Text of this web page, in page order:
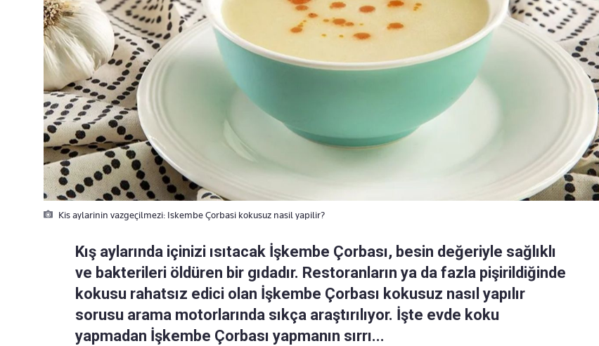
Kis aylarinin vazgeçilmezi: Iskembe Çorbasi kokusuz nasil yapilir?
Kış aylarında içinizi ısıtacak İşkembe Çorbası, besin değeriyle sağlıklı
ve bakterileri öldüren bir gıdadır. Restoranların ya da fazla pişirildiğinde
kokusu rahatsız edici olan İşkembe Çorbası kokusuz nasıl yapılır
sorusu arama motorlarında sıkça araştırılıyor. İşte evde koku
yapmadan İşkembe Çorbası yapmanın sırrı...